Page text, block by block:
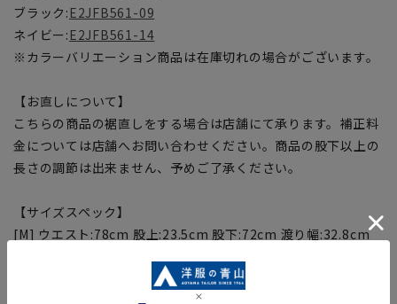
ブラック: E2JFB561-09
ネイビー: E2JFB561-14
※カラーバリエーション商品は在庫切れの場合がございます。
【お直しについて】
こちらの商品の裾直しをする場合は店舗にて承ります。補正料
金については店舗へお問い合わせください。商品の股下以上の
長さの調節は出来ません、予めご了承ください。
【サイズスペック】
[M] ウエスト:78cm 股上:23.5cm 股下:72cm 渡り幅:32.8cm
[LL] ウエスト:86cm 股上:24.3cm 股下:76cm 渡り幅:35.2cm
[3L] ウエスト:90cm 股上:25.1cm 股下:78cm 渡り幅:36.4cm